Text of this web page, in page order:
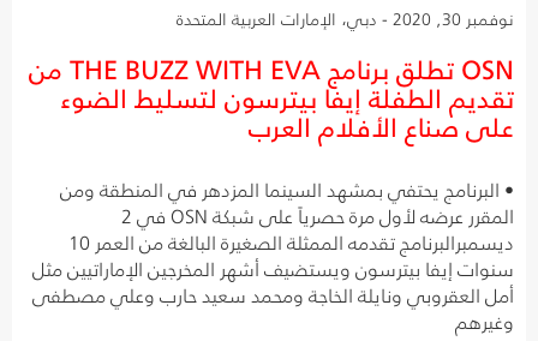
نوفمبر 30, 2020 - دبي، الإمارات العربية المتحدة
OSN تطلق برنامج THE BUZZ WITH EVA من
تقديم الطفلة إيفا بيترسون لتسليط الضوء
على صناع الأفلام العرب
• البرنامج يحتفي بمشهد السينما المزدهر في المنطقة ومن
المقرر عرضه لأول مرة حصرياً على شبكة OSN في 2
ديسمبرالبرنامج تقدمه الممثلة الصغيرة البالغة من العمر 10
سنوات إيفا بيترسون ويستضيف أشهر المخرجين الإماراتيين مثل
أمل العقروبي ونايلة الخاجة ومحمد سعيد حارب وعلي مصطفى
وغيرهم